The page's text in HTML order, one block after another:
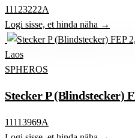
11123222A
Logi sisse, et hinda näha →
Laos
SPHEROS
Stecker P (Blindstecker)
11113969A